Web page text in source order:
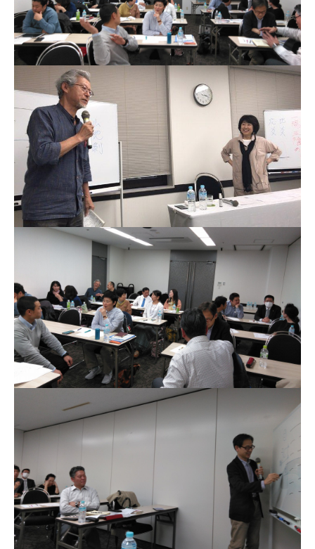
お問い合わせ 講演会・セミナー情報